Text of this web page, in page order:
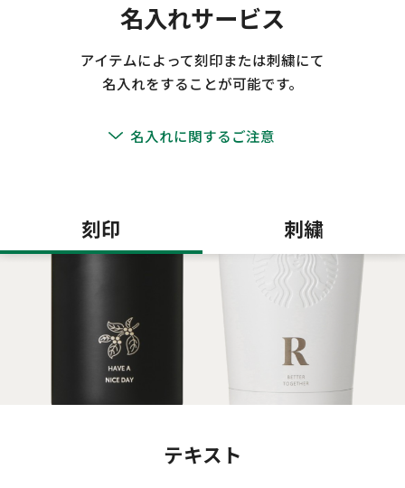
名入れサービス
アイテムによって刻印または刺繍にて
名入れをすることが可能です。
名入れに関するご注意
刻印 刺繍
テキスト